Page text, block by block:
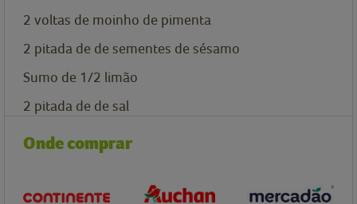
2 voltas de moinho de pimenta
2 pitada de de sementes de sésamo
Sumo de 1/2 limão
2 pitada de de sal
Onde comprar